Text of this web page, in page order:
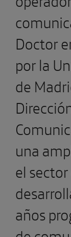
Doctor
por la
de
una
el
años